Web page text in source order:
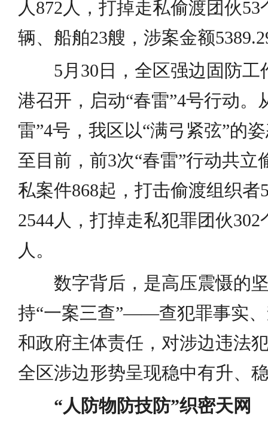
人872人，打掉走私偷渡团伙
辆、船舶23艘，涉案金额
5月30日，全区强边固防
港召开，启动“春雷”4号行动。
雷”4号，我区以“满弓紧弦”的
至目前，前3次“春雷”行动共立
私案件868起，打击偷渡组织者
2544人，打掉走私犯罪团伙
人。
数字背后，是高压震慑的
持“一案三查”——查犯罪事实、
和政府主体责任，对涉边违法
全区涉边形势呈现稳中有升、
“人防物防技防”织密天网